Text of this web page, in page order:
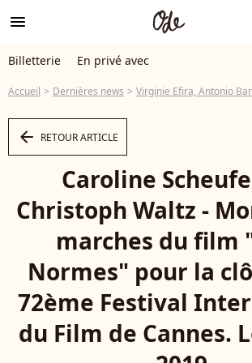
menu
Billetterie En privé avec
Accueil Dernières news Virginie Efira, Antonio Banderas,
arrow_left RETOUR ARTICLE
Caroline
Christoph Waltz -
marches du film
Normes" pour la
72ème Festival
du Film de Cannes.